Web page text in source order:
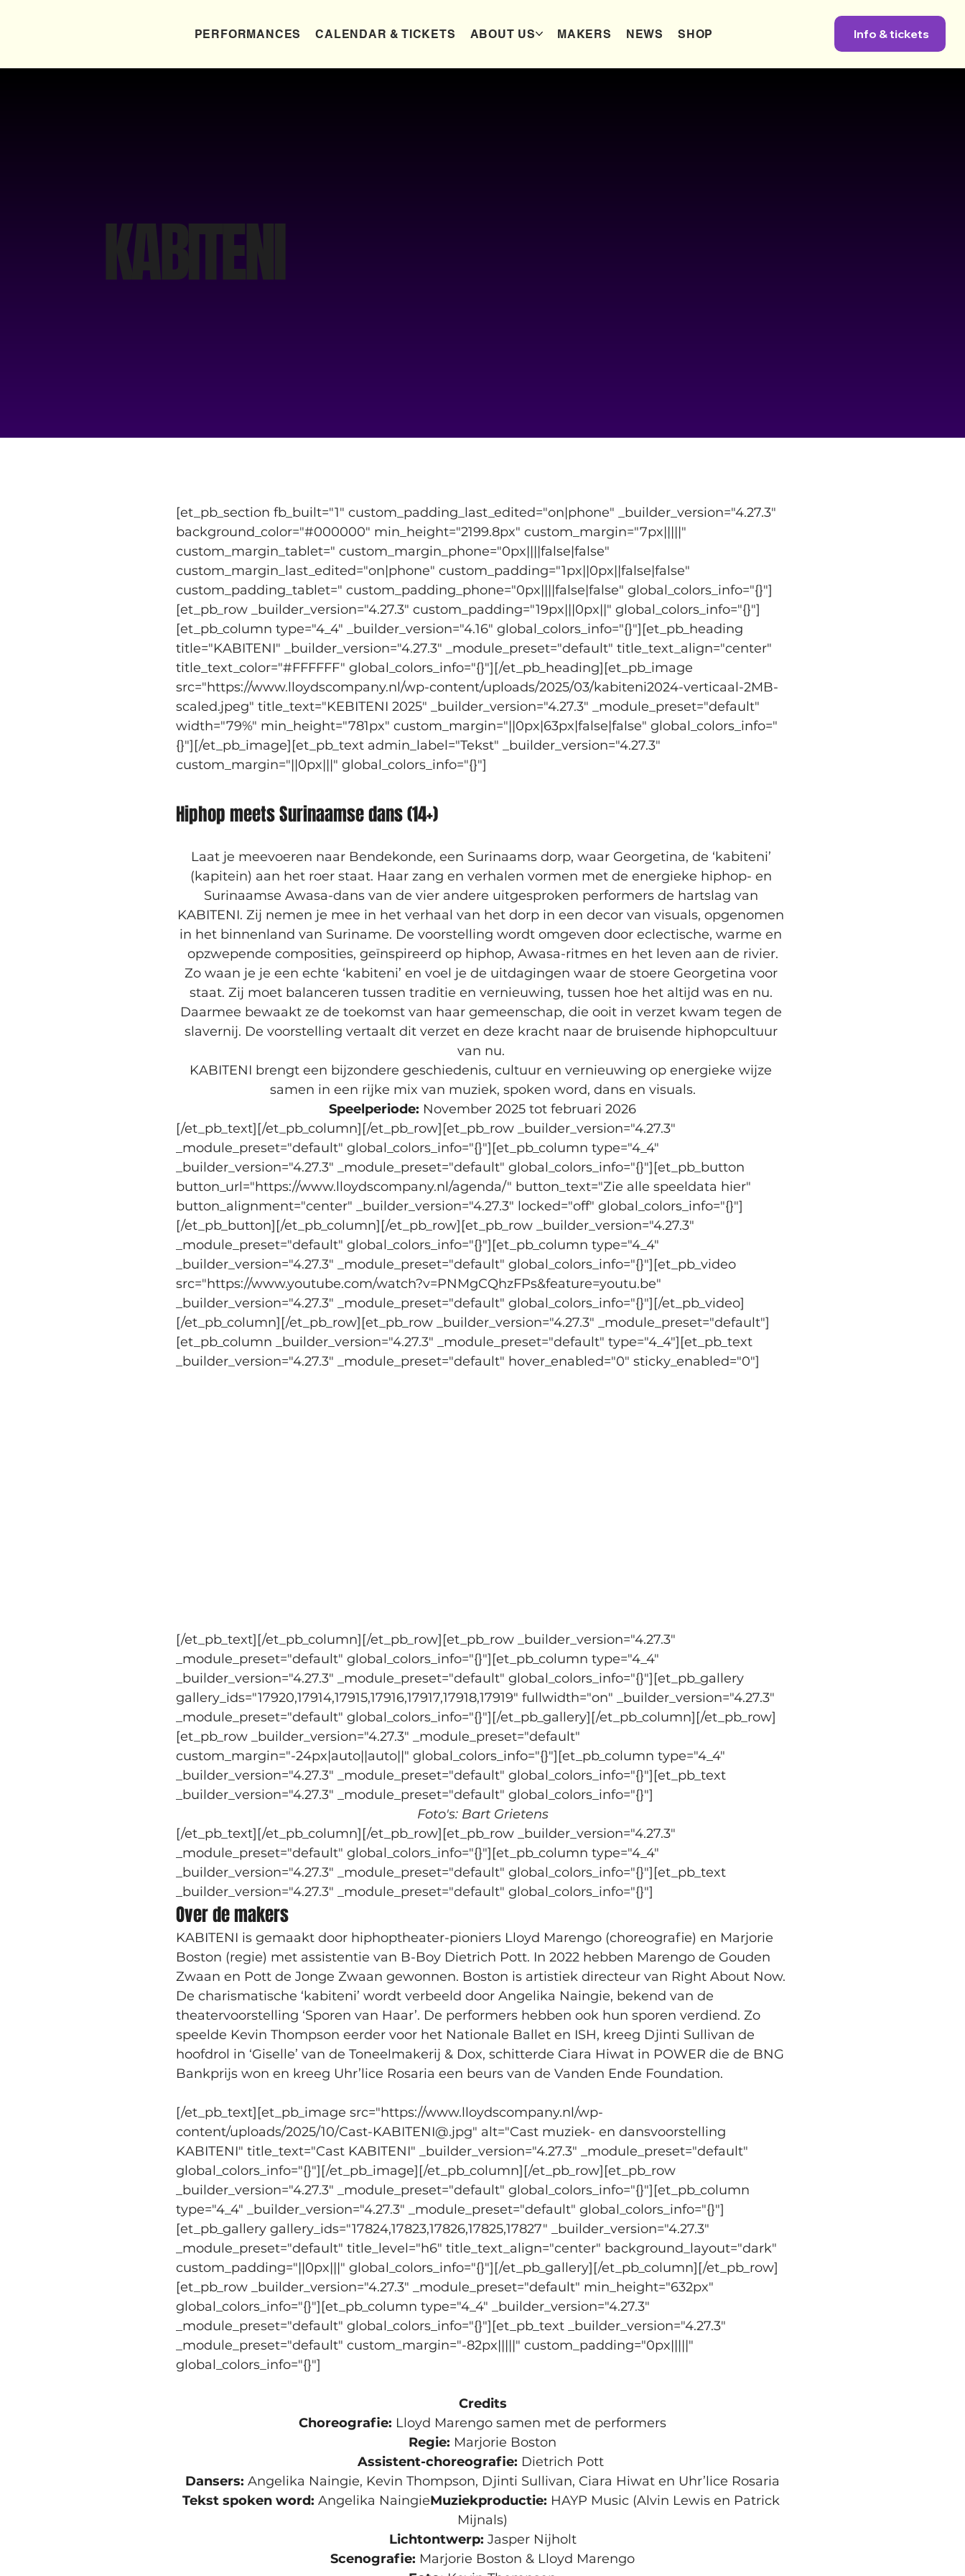
PERFORMANCES CALENDAR & TICKETS ABOUT US MAKERS NEWS SHOP Info & tickets
KABITENI
[et_pb_section fb_built="1" custom_padding_last_edited="on|phone" _builder_version="4.27.3"
background_color="#000000" min_height="2199.8px" custom_margin="7px|||||"
custom_margin_tablet=" custom_margin_phone="0px||||false|false"
custom_margin_last_edited="on|phone" custom_padding="1px||0px||false|false"
custom_padding_tablet=" custom_padding_phone="0px||||false|false" global_colors_info="{}"]
[et_pb_row _builder_version="4.27.3" custom_padding="19px|||0px||" global_colors_info="{}"]
[et_pb_column type="4_4" _builder_version="4.16" global_colors_info="{}"][et_pb_heading
title="KABITENI" _builder_version="4.27.3" _module_preset="default" title_text_align="center"
title_text_color="#FFFFFF" global_colors_info="{}"][/et_pb_heading][et_pb_image
src="https://www.lloydscompany.nl/wp-content/uploads/2025/03/kabiteni2024-verticaal-2MB-
scaled.jpeg" title_text="KEBITENI 2025" _builder_version="4.27.3" _module_preset="default"
width="79%" min_height="781px" custom_margin="||0px|63px|false|false" global_colors_info="
{}"][/et_pb_image][et_pb_text admin_label="Tekst" _builder_version="4.27.3"
custom_margin="||0px|||" global_colors_info="{}"]
Hiphop meets Surinaamse dans (14+)
Laat je meevoeren naar Bendekonde, een Surinaams dorp, waar Georgetina, de ‘kabiteni’
(kapitein) aan het roer staat. Haar zang en verhalen vormen met de energieke hiphop- en
Surinaamse Awasa-dans van de vier andere uitgesproken performers de hartslag van
KABITENI. Zij nemen je mee in het verhaal van het dorp in een decor van visuals, opgenomen
in het binnenland van Suriname. De voorstelling wordt omgeven door eclectische, warme en
opzwepende composities, geïnspireerd op hiphop, Awasa-ritmes en het leven aan de rivier.
Zo waan je je een echte ‘kabiteni’ en voel je de uitdagingen waar de stoere Georgetina voor
staat. Zij moet balanceren tussen traditie en vernieuwing, tussen hoe het altijd was en nu.
Daarmee bewaakt ze de toekomst van haar gemeenschap, die ooit in verzet kwam tegen de
slavernij. De voorstelling vertaalt dit verzet en deze kracht naar de bruisende hiphopcultuur
van nu.
KABITENI brengt een bijzondere geschiedenis, cultuur en vernieuwing op energieke wijze
samen in een rijke mix van muziek, spoken word, dans en visuals.
Speelperiode: November 2025 tot februari 2026
[/et_pb_text][/et_pb_column][/et_pb_row][et_pb_row _builder_version="4.27.3"
_module_preset="default" global_colors_info="{}"][et_pb_column type="4_4"
_builder_version="4.27.3" _module_preset="default" global_colors_info="{}"][et_pb_button
button_url="https://www.lloydscompany.nl/agenda/" button_text="Zie alle speeldata hier"
button_alignment="center" _builder_version="4.27.3" locked="off" global_colors_info="{}"]
[/et_pb_button][/et_pb_column][/et_pb_row][et_pb_row _builder_version="4.27.3"
_module_preset="default" global_colors_info="{}"][et_pb_column type="4_4"
_builder_version="4.27.3" _module_preset="default" global_colors_info="{}"][et_pb_video
src="https://www.youtube.com/watch?v=PNMgCQhzFPs&feature=youtu.be"
_builder_version="4.27.3" _module_preset="default" global_colors_info="{}"][/et_pb_video]
[/et_pb_column][/et_pb_row][et_pb_row _builder_version="4.27.3" _module_preset="default"]
[et_pb_column _builder_version="4.27.3" _module_preset="default" type="4_4"][et_pb_text
_builder_version="4.27.3" _module_preset="default" hover_enabled="0" sticky_enabled="0"]
[/et_pb_text][/et_pb_column][/et_pb_row][et_pb_row _builder_version="4.27.3"
_module_preset="default" global_colors_info="{}"][et_pb_column type="4_4"
_builder_version="4.27.3" _module_preset="default" global_colors_info="{}"][et_pb_gallery
gallery_ids="17920,17914,17915,17916,17917,17918,17919" fullwidth="on" _builder_version="4.27.3"
_module_preset="default" global_colors_info="{}"][/et_pb_gallery][/et_pb_column][/et_pb_row]
[et_pb_row _builder_version="4.27.3" _module_preset="default"
custom_margin="-24px|auto||auto||" global_colors_info="{}"][et_pb_column type="4_4"
_builder_version="4.27.3" _module_preset="default" global_colors_info="{}"][et_pb_text
_builder_version="4.27.3" _module_preset="default" global_colors_info="{}"]
Foto's: Bart Grietens
[/et_pb_text][/et_pb_column][/et_pb_row][et_pb_row _builder_version="4.27.3"
_module_preset="default" global_colors_info="{}"][et_pb_column type="4_4"
_builder_version="4.27.3" _module_preset="default" global_colors_info="{}"][et_pb_text
_builder_version="4.27.3" _module_preset="default" global_colors_info="{}"]
Over de makers
KABITENI is gemaakt door hiphoptheater-pioniers Lloyd Marengo (choreografie) en Marjorie
Boston (regie) met assistentie van B-Boy Dietrich Pott. In 2022 hebben Marengo de Gouden
Zwaan en Pott de Jonge Zwaan gewonnen. Boston is artistiek directeur van Right About Now.
De charismatische ‘kabiteni’ wordt verbeeld door Angelika Naingie, bekend van de
theatervoorstelling ‘Sporen van Haar’. De performers hebben ook hun sporen verdiend. Zo
speelde Kevin Thompson eerder voor het Nationale Ballet en ISH, kreeg Djinti Sullivan de
hoofdrol in ‘Giselle’ van de Toneelmakerij & Dox, schitterde Ciara Hiwat in POWER die de BNG
Bankprijs won en kreeg Uhr’lice Rosaria een beurs van de Vanden Ende Foundation.
[/et_pb_text][et_pb_image src="https://www.lloydscompany.nl/wp-
content/uploads/2025/10/Cast-KABITENI@.jpg" alt="Cast muziek- en dansvoorstelling
KABITENI" title_text="Cast KABITENI" _builder_version="4.27.3" _module_preset="default"
global_colors_info="{}"][/et_pb_image][/et_pb_column][/et_pb_row][et_pb_row
_builder_version="4.27.3" _module_preset="default" global_colors_info="{}"][et_pb_column
type="4_4" _builder_version="4.27.3" _module_preset="default" global_colors_info="{}"]
[et_pb_gallery gallery_ids="17824,17823,17826,17825,17827" _builder_version="4.27.3"
_module_preset="default" title_level="h6" title_text_align="center" background_layout="dark"
custom_padding="||0px|||" global_colors_info="{}"][/et_pb_gallery][/et_pb_column][/et_pb_row]
[et_pb_row _builder_version="4.27.3" _module_preset="default" min_height="632px"
global_colors_info="{}"][et_pb_column type="4_4" _builder_version="4.27.3"
_module_preset="default" global_colors_info="{}"][et_pb_text _builder_version="4.27.3"
_module_preset="default" custom_margin="-82px|||||" custom_padding="0px|||||"
global_colors_info="{}"]
Credits
Choreografie:
Regie: Marjorie Boston
Assistent-choreografie: Dietrich Pott
Dansers: Angelika Naingie, Kevin Thompson, Djinti Sullivan, Ciara Hiwat en Uhr’lice Rosaria
Tekst spoken word: Angelika NaingieMuziekproductie: HAYP Music (Alvin Lewis en Patrick
Mijnals)
Lichtontwerp: Jasper Nijholt
Scenografie: Marjorie Boston & Lloyd Marengo